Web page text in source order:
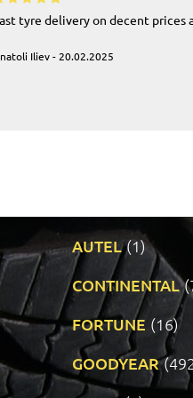
tyre delivery on decent prices
Iliev - 20.02.2025
AUTEL (1)
CONTINENTAL
FORTUNE (16)
GOODYEAR